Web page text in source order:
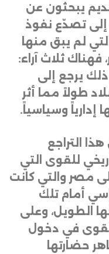
يبحثون عن
إلى تصدّع نفوذ
لم يبق منها
فهناك ثلاث آراء:
يرجع إلى
طولاً مما أثر
وسياسياً .
التراجع
للقوى التي
مصر والتي كانت
أمام تلك
الطويل، وعلى
في دخول
حضارتها